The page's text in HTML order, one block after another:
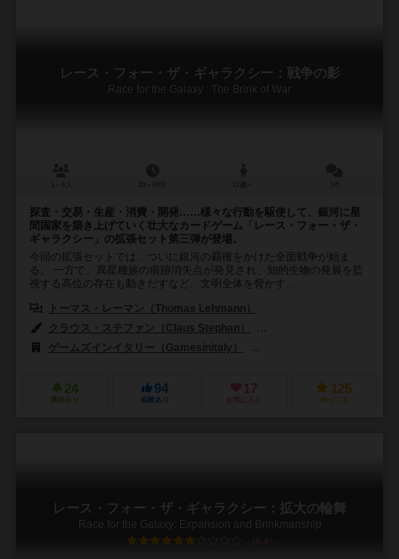
レース・フォー・ザ・ギャラクシー：戦争の影
Race for the Galaxy : The Brink of War
探査・交易・生産・消費・開発……様々な行動を駆使して、銀河に星
間国家を築き上げていく壮大なカードゲーム「レース・フォー・ザ・
ギャラクシー」の拡張セット第三弾が登場。
今回の拡張セットでは、ついに銀河の覇権をかけた全面戦争が始ま
る。 一方で、異星種族の痕跡消失点が発見され、知的生物の発展を監
視する高位の存在も動きだすなど、文明全体を脅かす...
トーマス・レーマン（Thomas Lehmann）
クラウス・ステファン（Claus Stephan）
ゲームズインイタリー（Gamesinitaly）
24
興味あり
94
経験あり
17
お気に入り
125
持ってる
レース・フォー・ザ・ギャラクシー：拡大の輪舞
Race for the Galaxy: Expansion and Brinkmanship
6.4